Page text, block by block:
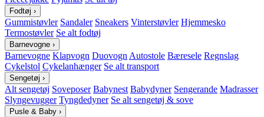
Fodtøj ›
Gummistøvler Sandaler Sneakers Vinterstøvler Hjemmesko
Termostøvler Se alt fodtøj
Barnevogne ›
Barnevogne Klapvogn Duovogn Autostole Bæresele Regnslag
Cykelstol Cykelanhænger Se alt transport
Sengetøj ›
Alt sengetøj Soveposer Babynest Babydyner Sengerande Madrasser
Slyngevugger Tyngdedyner Se alt sengetøj & sove
Pusle & Baby ›